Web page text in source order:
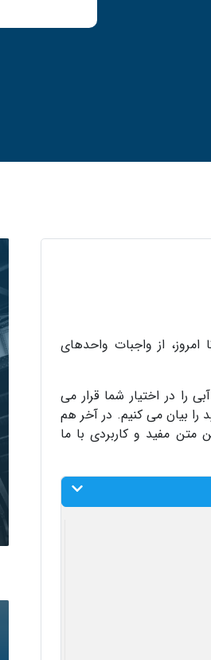
از واجبات واحدهای
را در اختیار شما قرار می
را بیان می کنیم. در آخر هم
متن مفید و کاربردی با ما